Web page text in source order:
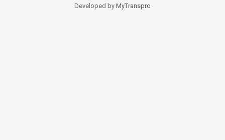
Developed by MyTranspro